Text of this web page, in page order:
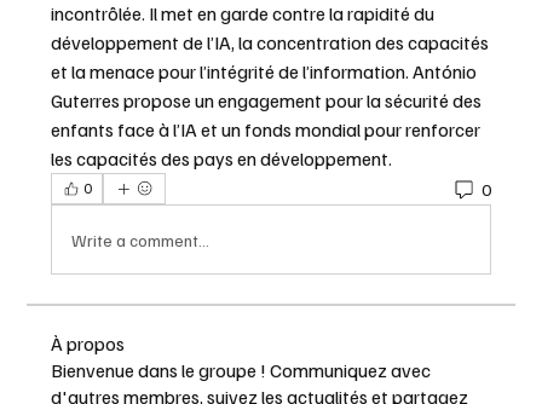
incontrôlée. Il met en garde contre la rapidité du
développement de l’IA, la concentration des capacités
et la menace pour l’intégrité de l’information. António
Guterres propose un engagement pour la sécurité des
enfants face à l’IA et un fonds mondial pour renforcer
les capacités des pays en développement.
0 0
Write a comment...
À propos
Bienvenue dans le groupe ! Communiquez avec
d'autres membres, suivez les actualités et partagez